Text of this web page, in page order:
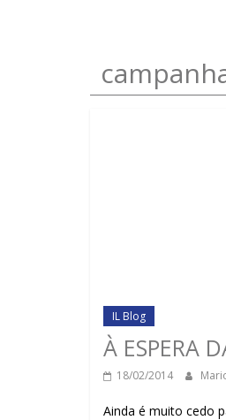
IL Blog
À ESPERA
18/02/2014
Ainda é muito cedo